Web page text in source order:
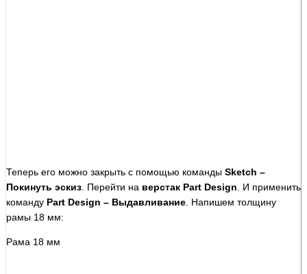
Теперь его можно закрыть с помощью команды Sketch –
Покинуть эскиз . Перейти на верстак Part Design . И применить
команду Part Design – Выдавливание . Напишем толщину
рамы 18 мм:
Рама 18 мм